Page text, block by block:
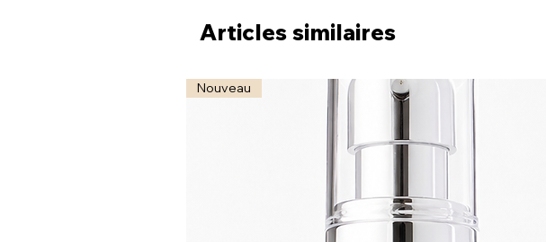
Articles similaires
Nouveau